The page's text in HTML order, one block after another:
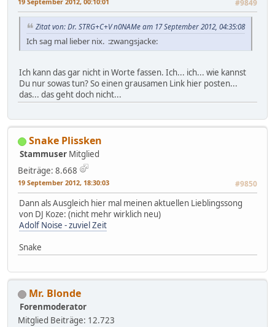
#9849
Zitat von: Dr. STRG+C+V n0NAMe am 17 September 2012, 04:35:08
Ich sag mal lieber nix. :zwangsjacke:
Ich kann das gar nicht in Worte fassen. Ich... ich... wie kannst
Du nur sowas tun? So einen grausamen Link hier posten...
das... das geht doch nicht...
Snake Plissken
Stammuser Mitglied
Beiträge: 8.668
19 September 2012, 18:30:03 #9850
Dann als Ausgleich hier mal meinen aktuellen Lieblingssong
von DJ Koze: (nicht mehr wirklich neu)
Adolf Noise - zuviel Zeit
Snake
Mr. Blonde
Forenmoderator
Mitglied Beiträge: 12.723